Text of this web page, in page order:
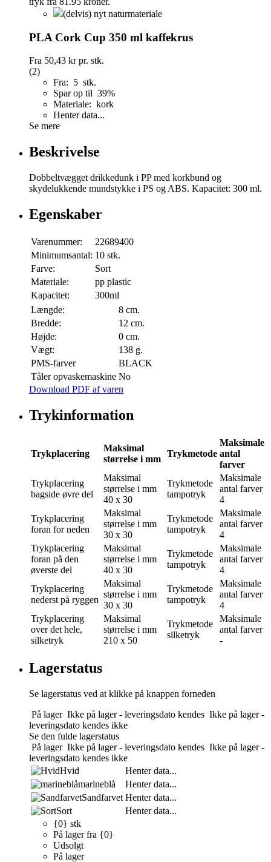
(delvis) nyt naturmateriale
PLA Cork Cup 350 ml kaffekrus
Fra 50,43 krpr. stk.
(2)
Fra: 5 stk.
Spar op til 39%
Materiale: kork
Henter data...
Se mere
Beskrivelse
Dobbeltvægget drikkedunk i PP med korkbund og
skydelukkende mundstykke i PS og ABS. Kapacitet: 300 ml.
Egenskaber
Varenummer:
22689400
Minimumsantal: 10 stk.
Farve:
Sort
Materiale:
pp plastic
Kapacitet:
300ml
Længde:
8 cm.
Bredde:
12 cm.
Højde:
0 cm.
Vægt:
138 g.
PMS-farver
BLACK
Tåler opvaskemaskine No
Download PDF af varen
Trykinformation
Trykplacering
Maksimal
størrelse i mm
Trykmetode
Maksimale
antal
farver
Trykplacering
bagside øvre del
Maksimal
størrelse i mm
40 x 30
Trykmetode
tampotryk
Maksimale
antal farver
4
Trykplacering
foran for neden
Maksimal
størrelse i mm
30 x 30
Trykmetode
tampotryk
Maksimale
antal farver
4
Trykplacering
foran på den
øverste del
Maksimal
størrelse i mm
40 x 30
Trykmetode
tampotryk
Maksimale
antal farver
4
Trykplacering
nederst på ryggen
Maksimal
størrelse i mm
30 x 30
Trykmetode
tampotryk
Maksimale
antal farver
4
Trykplacering
over det hele,
silketryk
Maksimal
størrelse i mm
210 x 50
Trykmetode
silketryk
Maksimale
antal farver
-
Lagerstatus
Se lagerstatus ved at klikke på knappen forneden
På lager Ikke på lager - leveringsdato kendes Ikke på lager -
leveringsdato kendes ikke
Se den fulde lagerstatus
På lager Ikke på lager - leveringsdato kendes Ikke på lager -
leveringsdato kendes ikke
Hvid
Henter data...
marineblå
Henter data...
Sandfarvet Henter data...
Sort
Henter data...
{0} stk
På lager fra {0}
Udsolgt
På lager